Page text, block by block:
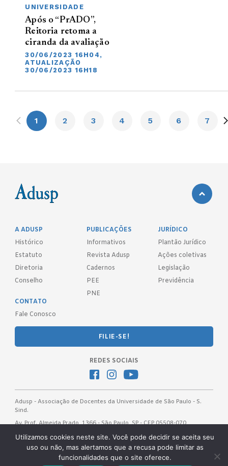
UNIVERSIDADE
Após o “PrADO”,
Reitoria retoma a
ciranda da avaliação
30/06/2023 16H04,
ATUALIZAÇÃO
30/06/2023 16H18
1 2 3 4 5 6 7
A ADUSP
Histórico
Estatuto
Diretoria
Conselho
PUBLICAÇÕES
Informativos
Revista Adusp
Cadernos
PEE
PNE
JURÍDICO
Plantão Jurídico
Ações coletivas
Legislação
Previdência
CONTATO
Fale Conosco
FILIE-SE!
REDES SOCIAIS
Adusp - Associação de Docentes da Universidade de São Paulo - S.
Sind.
Av. Prof. Almeida Prado, 1366 - São Paulo, SP - CEP 05508-070
Telefones: (11) 3091-4465 / 66 ● (11) 3813-5573 ● (11) 3815-9245 ●
(11) 3814-1715 ● (11) 3032-5950
Desenvolvido pelaOKN Group.
Utilizamos cookies neste site. Você pode decidir se aceita seu
uso ou não, mas alertamos que a recusa pode limitar as
funcionalidades que o site oferece.